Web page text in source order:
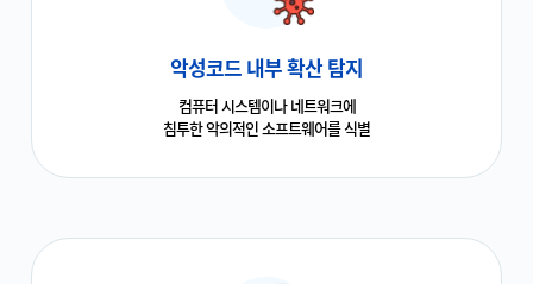
악성코드 내부 확산 탐지
컴퓨터 시스템이나 네트워크에
침투한 악의적인 소프트웨어를 식별